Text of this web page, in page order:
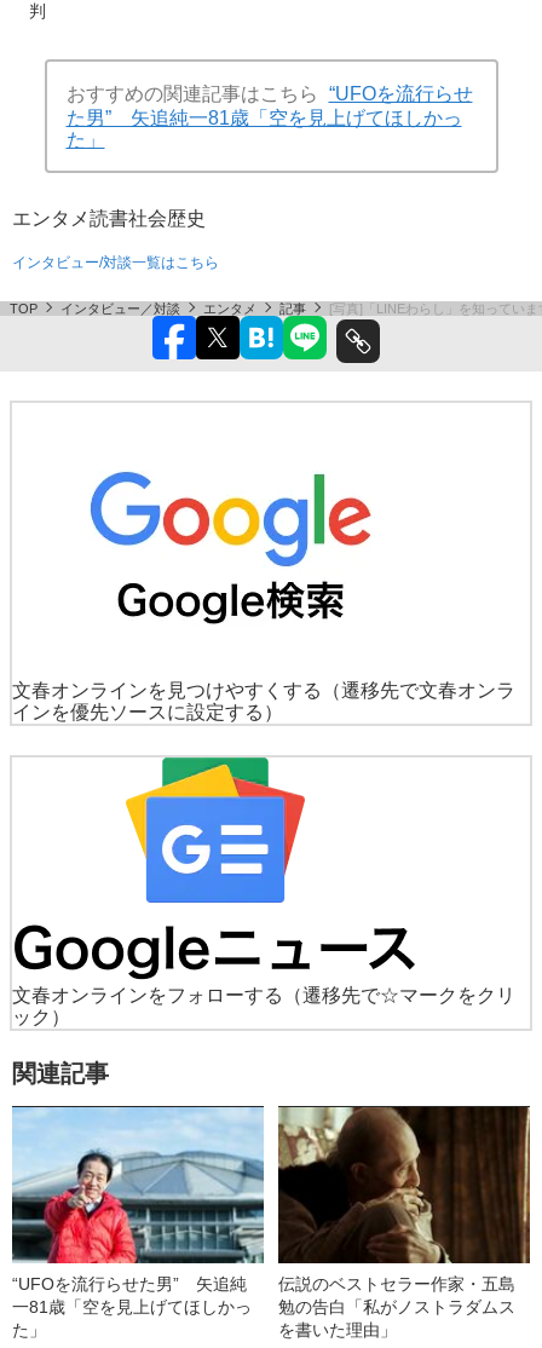
判
おすすめの関連記事はこちら
“UFOを流行らせ
た男” 矢追純一81歳「空を見上げてほしかっ
た」
エンタメ読書社会歴史
インタビュー/対談一覧はこちら
TOP インタビュー／対談 エンタメ 記事 [写真]「LINEわらし」を知ってい
文春オンラインを見つけやすくする
（遷移先で文春オンラ
インを優先ソースに設定する）
文春オンラインをフォローする
（遷移先で☆マークをクリ
ック）
関連記事
“UFOを流行らせた男” 矢追純
一81歳「空を見上げてほしかっ
た」
伝説のベストセラー作家・五島
勉の告白「私がノストラダムス
を書いた理由」